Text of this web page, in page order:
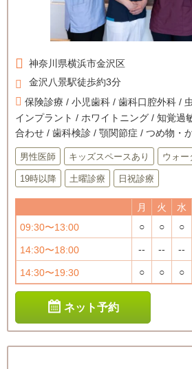
神奈川県横浜市金沢区
金沢八景駅徒歩約3分
保険診療 / 小児歯科 / 歯科口腔外科 /
インプラント / ホワイトニング / 知覚過
合わせ / 歯科検診 / 顎関節症 / つめ物・
男性医師 キッズスペースあり ウォー
19時以降 土曜診療 日祝診療
月 火 水
09:30〜13:00
○ ○ ○
14:30〜18:00 -- -- --
14:30〜19:30 ○ ○ ○
ネット予約